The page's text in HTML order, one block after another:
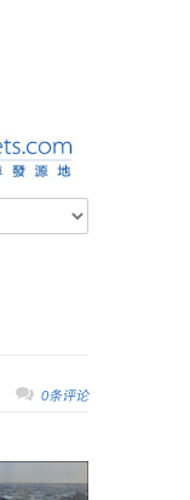
0条评论